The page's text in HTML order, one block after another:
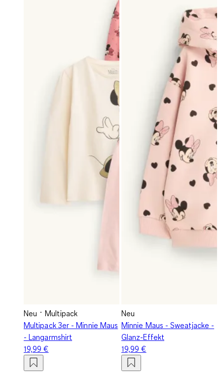
Neu
Multipack
Multipack 3er - Minnie Maus
- Langarmshirt
19,99 €
Neu
Minnie Maus - Sweatjacke -
Glanz-Effekt
19,99 €